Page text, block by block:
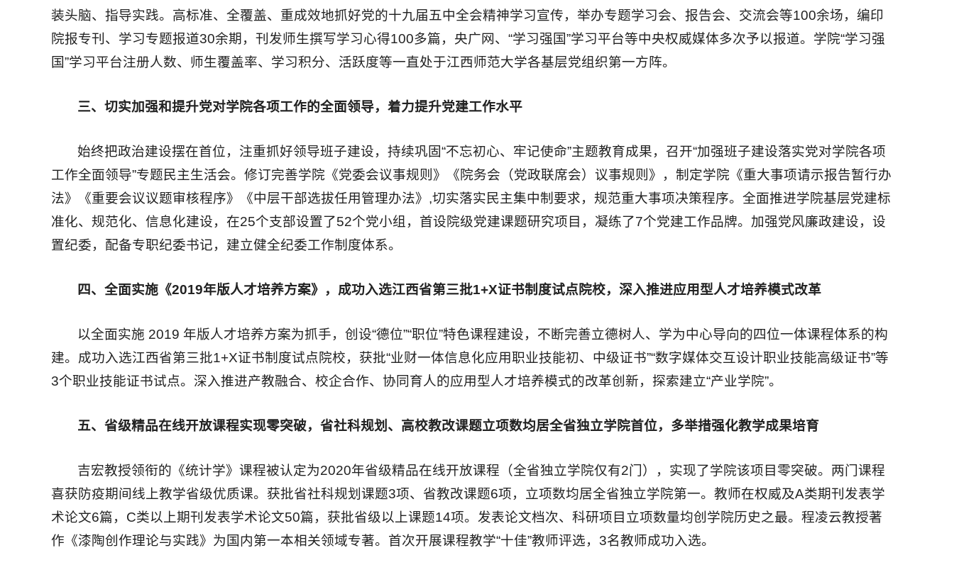
装头脑、指导实践。高标准、全覆盖、重成效地抓好党的十九届五中全会精神学习宣传，举办专题学习会、报告会、交流会等100余场，编印
院报专刊、学习专题报道30余期，刊发师生撰写学习心得100多篇，央广网、“学习强国”学习平台等中央权威媒体多次予以报道。学院“学习强
国”学习平台注册人数、师生覆盖率、学习积分、活跃度等一直处于江西师范大学各基层党组织第一方阵。
三、切实加强和提升党对学院各项工作的全面领导，着力提升党建工作水平
始终把政治建设摆在首位，注重抓好领导班子建设，持续巩固“不忘初心、牢记使命”主题教育成果，召开“加强班子建设落实党对学院各项
工作全面领导”专题民主生活会。修订完善学院《党委会议事规则》《院务会（党政联席会）议事规则》，制定学院《重大事项请示报告暂行办
法》《重要会议议题审核程序》《中层干部选拔任用管理办法》,切实落实民主集中制要求，规范重大事项决策程序。全面推进学院基层党建标
准化、规范化、信息化建设，在25个支部设置了52个党小组，首设院级党建课题研究项目，凝练了7个党建工作品牌。加强党风廉政建设，设
置纪委，配备专职纪委书记，建立健全纪委工作制度体系。
四、全面实施《2019年版人才培养方案》，成功入选江西省第三批1+X证书制度试点院校，深入推进应用型人才培养模式改革
以全面实施 2019 年版人才培养方案为抓手，创设“德位”“职位”特色课程建设，不断完善立德树人、学为中心导向的四位一体课程体系的构
建。成功入选江西省第三批1+X证书制度试点院校，获批“业财一体信息化应用职业技能初、中级证书”“数字媒体交互设计职业技能高级证书”等
3个职业技能证书试点。深入推进产教融合、校企合作、协同育人的应用型人才培养模式的改革创新，探索建立“产业学院”。
五、省级精品在线开放课程实现零突破，省社科规划、高校教改课题立项数均居全省独立学院首位，多举措强化教学成果培育
吉宏教授领衔的《统计学》课程被认定为2020年省级精品在线开放课程（全省独立学院仅有2门），实现了学院该项目零突破。两门课程
喜获防疫期间线上教学省级优质课。获批省社科规划课题3项、省教改课题6项，立项数均居全省独立学院第一。教师在权威及A类期刊发表学
术论文6篇，C类以上期刊发表学术论文50篇，获批省级以上课题14项。发表论文档次、科研项目立项数量均创学院历史之最。程凌云教授著
作《漆陶创作理论与实践》为国内第一本相关领域专著。首次开展课程教学“十佳”教师评选，3名教师成功入选。